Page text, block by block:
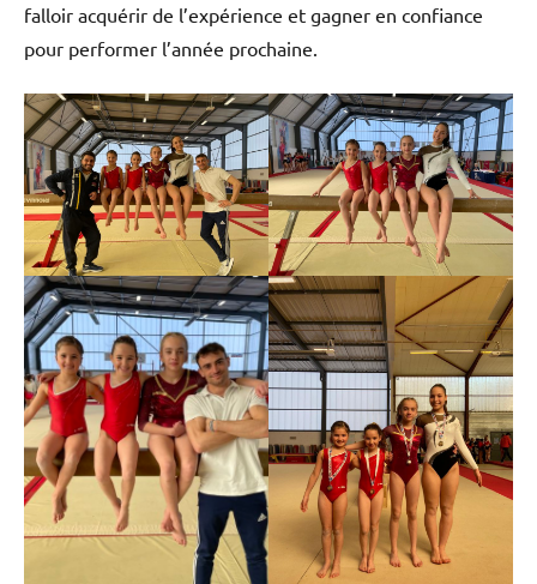
falloir acquérir de l’expérience et gagner en confiance
pour performer l’année prochaine.